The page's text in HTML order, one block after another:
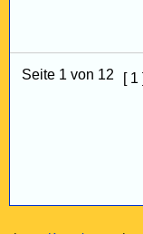
Seite 1 von 12 [ 1